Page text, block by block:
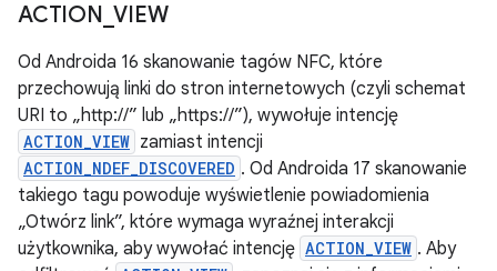
ACTION _VIEW
Od Androida 16 skanowanie tagów NFC, które
przechowują linki do stron internetowych (czyli schemat
URI to „http://” lub „https://”), wywołuje intencję
ACTION_VIEW zamiast intencji
ACTION_NDEF_DISCOVERED . Od Androida 17 skanowanie
takiego tagu powoduje wyświetlenie powiadomienia
„Otwórz link”, które wymaga wyraźnej interakcji
użytkownika, aby wywołać intencję ACTION_VIEW . Aby